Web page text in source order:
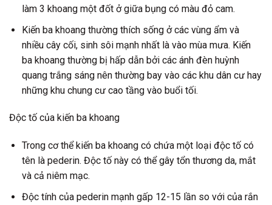
làm 3 khoang một đốt ở giữa bụng có màu đỏ cam.
Kiến ba khoang thường thích sống ở các vùng ẩm và
nhiều cây cối, sinh sôi mạnh nhất là vào mùa mưa. Kiến
ba khoang thường bị hấp dẫn bởi các ánh đèn huỳnh
quang trắng sáng nên thường bay vào các khu dân cư hay
những khu chung cư cao tầng vào buổi tối.
Độc tố của kiến ba khoang
Trong cơ thể kiến ba khoang có chứa một loại độc tố có
tên là pederin. Độc tố này có thể gây tổn thương da, mắt
và cả niêm mạc.
Độc tính của pederin mạnh gấp 12-15 lần so với của rắn